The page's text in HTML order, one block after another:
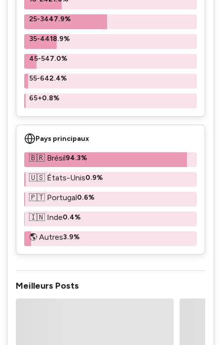
25-3447.9%
35-4418.9%
45-547.0%
55-642.4%
65+0.8%
Pays principaux
🇧🇷 Brésil94.3%
🇺🇸 États-Unis0.9%
🇵🇹 Portugal0.6%
🇮🇳 Inde0.4%
🌎 Autres3.9%
Meilleurs Posts